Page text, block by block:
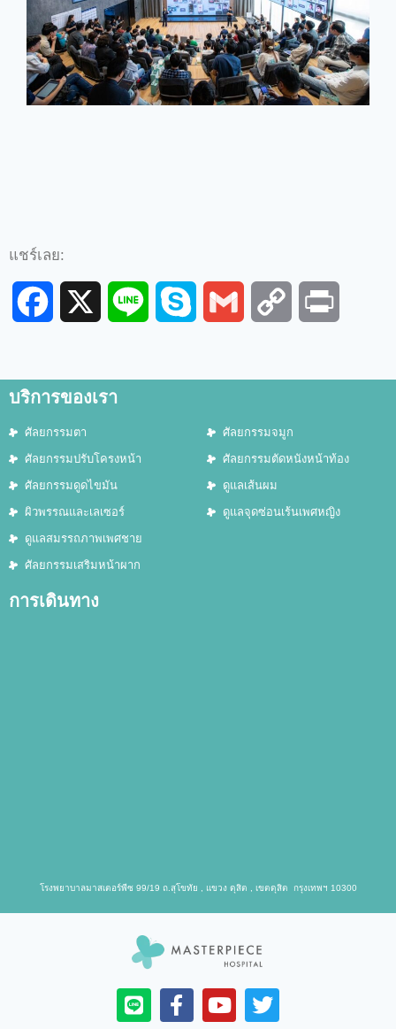
แชร์เลย:
Facebook Line Skype Gmail Copy
บริการของเรา
ศัลยกรรมตา
ศัลยกรรมปรับโครงหน้า
ศัลยกรรมดูดไขมัน
ผิวพรรณและเลเซอร์
ดูแลสมรรถภาพเพศชาย
ศัลยกรรมเสริมหน้าผาก
ศัลยกรรมจมูก
ศัลยกรรมตัดหนังหน้าท้อง
ดูแลเส้นผม
ดูแลจุดซ่อนเร้นเพศหญิง
การเดินทาง
โรงพยาบาลมาสเตอร์พีซ 99/19 ถ.สุโขทัย , แขวง ดุสิต , เขตดุสิต กรุงเทพฯ 10300